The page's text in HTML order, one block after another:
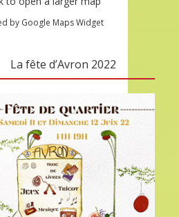
by Google Maps Widget
La fête d’Avron 2022